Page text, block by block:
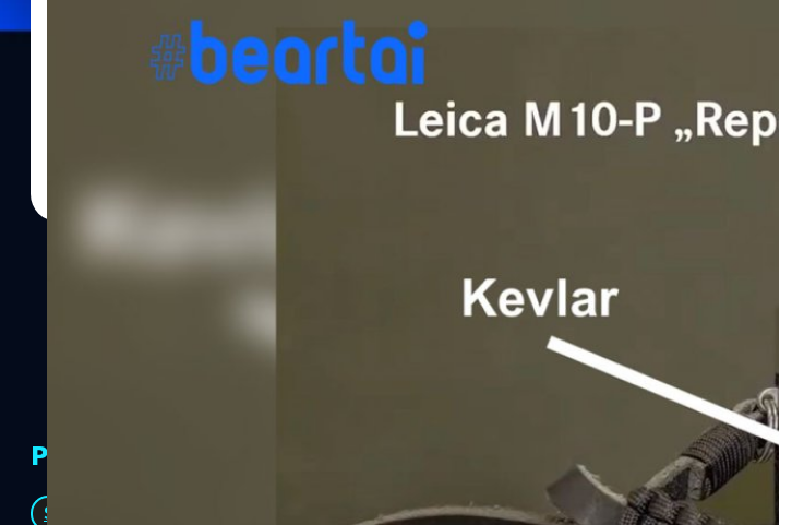
สุดจัด! Leica M10-P “Reporter” จะมาพร้อม Kevlar armor ที่สามารถกัน
เปิดตัวกันเป็นที่เรียบร้อยแล้วกับกล้อง Leica M10-P “Reporter” limited Edition ที่ทำมาเพื่อฉลองครบรอบ
ครับว่ากล้องตัวนี้จะใช้ Kevlar armor ที่ตามหลักแล้วสามารถกันกระสุนปืนได้เลยทีเดียวครับ
PR Partners
See All